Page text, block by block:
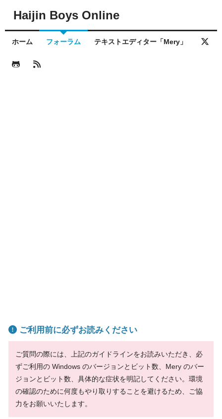
Haijin Boys Online
ホーム フォーラム テキストエディター「Mery」
ご利用前に必ずお読みください
ご質問の際には、上記のガイドラインをお読みいただき、必
ずご利用の Windows のバージョンとビット数、Mery のバー
ジョンとビット数、具体的な症状を明記してください。環境
の確認のために何度もやり取りすることを避けるため、ご協
力をお願いいたします。